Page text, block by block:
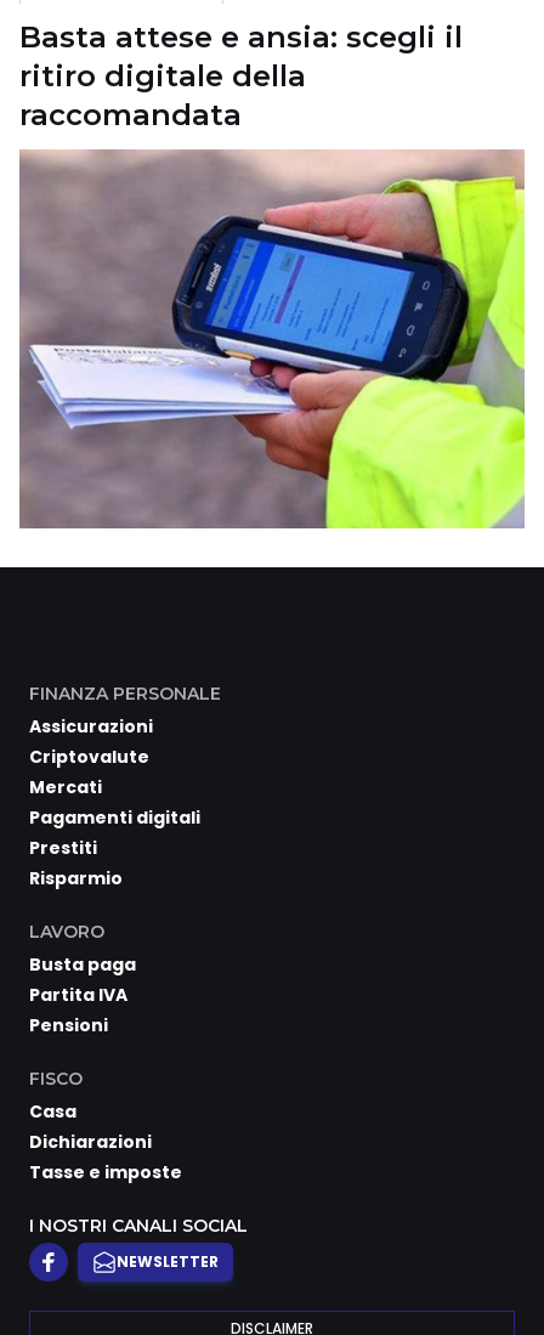
Basta attese e ansia: scegli il
ritiro digitale della
raccomandata
FINANZA PERSONALE
Assicurazioni
Criptovalute
Mercati
Pagamenti digitali
Prestiti
Risparmio
LAVORO
Busta paga
Partita IVA
Pensioni
FISCO
Casa
Dichiarazioni
Tasse e imposte
I NOSTRI CANALI SOCIAL
NEWSLETTER
DISCLAIMER